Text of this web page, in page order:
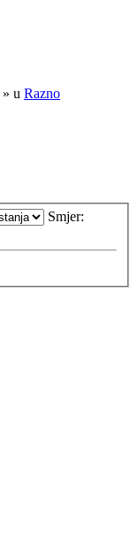
» u Razno
Smjer: